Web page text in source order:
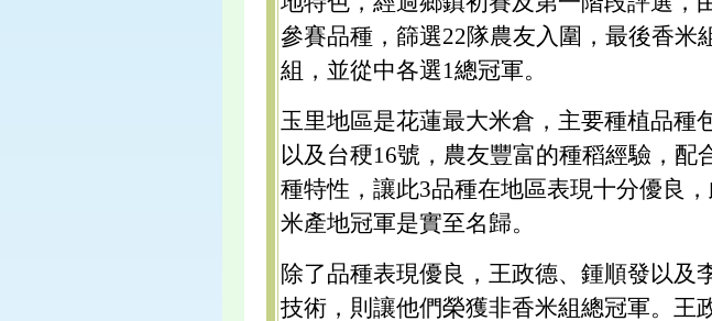
參賽品種，篩選22隊農友入圍，最後香米
組，並從中各選1總冠軍。
玉里地區是花蓮最大米倉，主要種植品種
以及台稉16號，農友豐富的種稻經驗，配
種特性，讓此3品種在地區表現十分優良
米產地冠軍是實至名歸。
除了品種表現優良，王政德、鍾順發以及
技術，則讓他們榮獲非香米組總冠軍。王